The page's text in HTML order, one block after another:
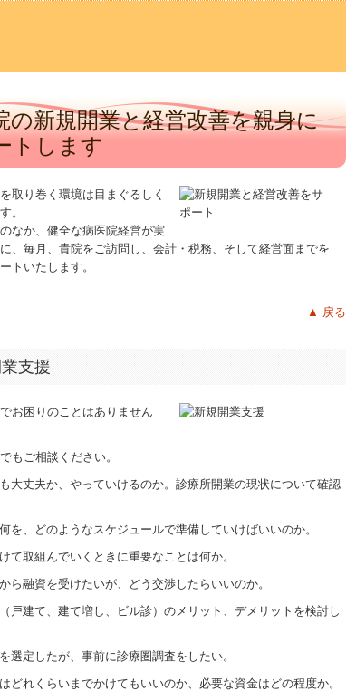
の新規開業と経営改善を親身に
トします
取り巻く環境は目まぐるしく
。
なか、健全な病医院経営が実
、毎月、貴院をご訪問し、会計・税務、そして経営面までを
トいたします。
▲ 戻る
支援
お困りのことはありません
もご相談ください。
大丈夫か、やっていけるのか。診療所開業の現状について確認
を、どのようなスケジュールで準備していけばいいのか。
て取組んでいくときに重要なことは何か。
ら融資を受けたいが、どう交渉したらいいのか。
戸建て、建て増し、ビル診）のメリット、デメリットを検討し
選定したが、事前に診療圏調査をしたい。
どれくらいまでかけてもいいのか、必要な資金はどの程度か。